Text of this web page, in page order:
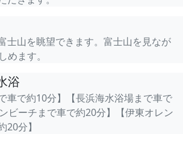
士山を眺望できます。富士山を見なが
めます。
浴
車で約10分】【長浜海水浴場まで車で
ビーチまで車で約20分】【伊東オレン
20分】